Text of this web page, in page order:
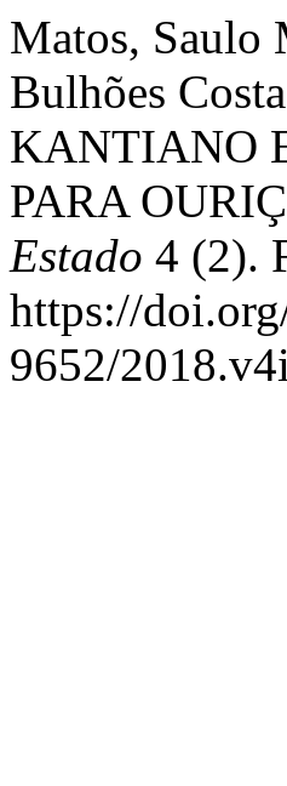
Matos, Saulo
Bulhões
KANTIANO
PARA
Estado 4 (2).
https://
9652/